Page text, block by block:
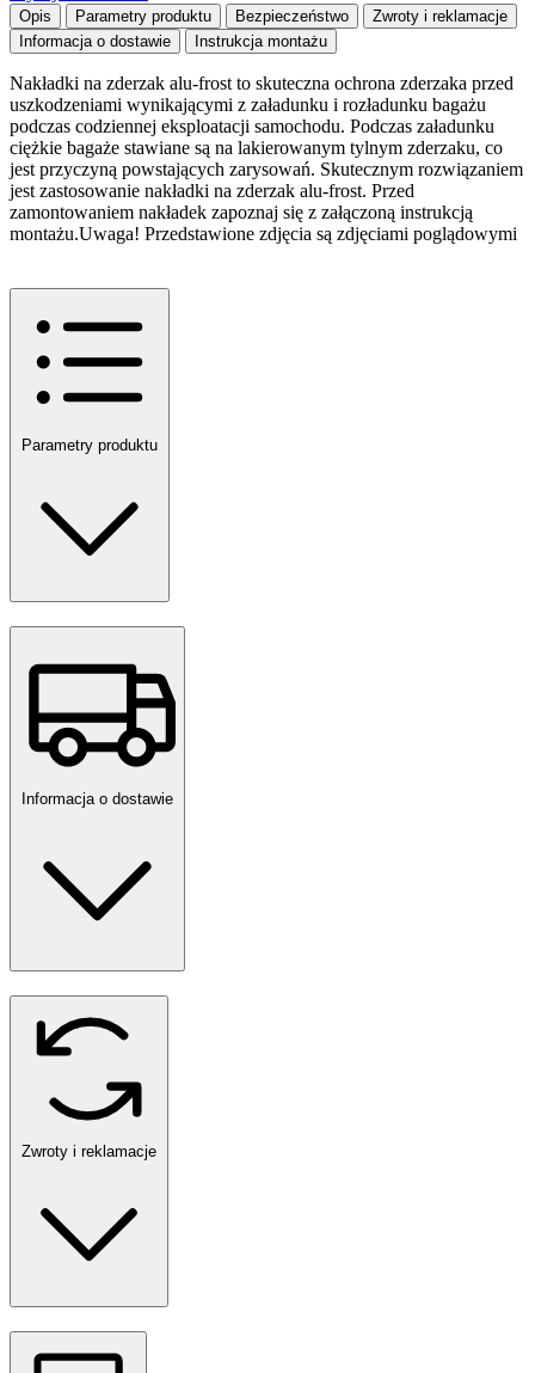
Opis Parametry produktu Bezpieczeństwo
Zwroty i reklamacje
Informacja o dostawie
Instrukcja montażu
Nakładki na zderzak alu-frost to skuteczna ochrona zderzaka przed
uszkodzeniami wynikającymi z załadunku i rozładunku bagażu
podczas codziennej eksploatacji samochodu. Podczas załadunku
ciężkie bagaże stawiane są na lakierowanym tylnym zderzaku, co
jest przyczyną powstających zarysowań. Skutecznym rozwiązaniem
jest zastosowanie nakładki na zderzak alu-frost. Przed
zamontowaniem nakładek zapoznaj się z załączoną instrukcją
montażu.Uwaga! Przedstawione zdjęcia są zdjęciami poglądowymi
Parametry produktu
Informacja o dostawie
Zwroty i reklamacje